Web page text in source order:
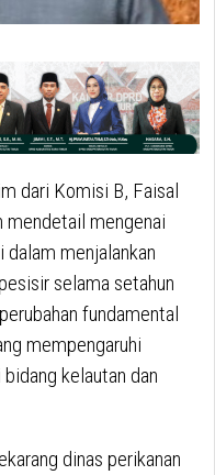
dari Komisi B, Faisal
mendetail mengenai
menjalankan
selama setahun
fundamental
mempengaruhi
kelautan dan
dinas perikanan